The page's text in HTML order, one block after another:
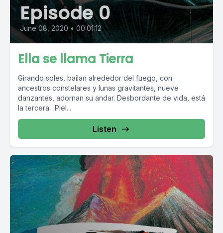
Episode 0
June 08, 2020 • 00:01:12
Ella se llama Tierra
Girando soles, bailan alrededor del fuego, con
ancestros constelares y lunas gravitantes, nueve
danzantes, adornan su andar. Desbordante de vida, está
la tercera. Piel...
Listen